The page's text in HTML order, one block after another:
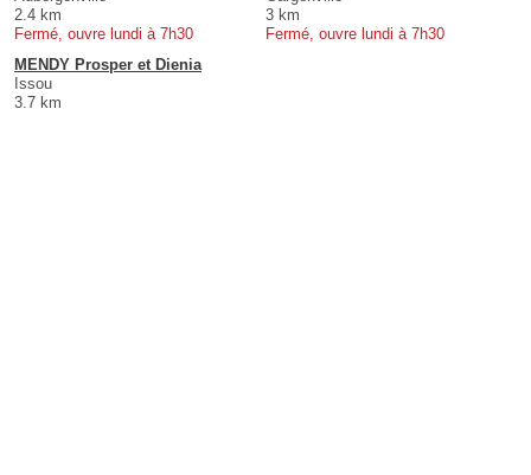
2.4 km
Fermé, ouvre lundi à 7h30
3 km
Fermé, ouvre lundi à 7h30
MENDY Prosper et Dienia
Issou
3.7 km